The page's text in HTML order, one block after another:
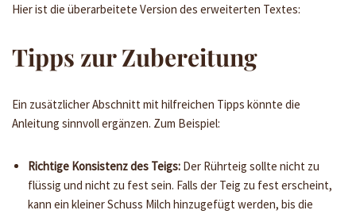
Hier ist die überarbeitete Version des erweiterten Textes:
Tipps zur Zubereitung
Ein zusätzlicher Abschnitt mit hilfreichen Tipps könnte die
Anleitung sinnvoll ergänzen. Zum Beispiel:
Richtige Konsistenz des Teigs: Der Rührteig sollte nicht zu
flüssig und nicht zu fest sein. Falls der Teig zu fest erscheint,
kann ein kleiner Schuss Milch hinzugefügt werden, bis die